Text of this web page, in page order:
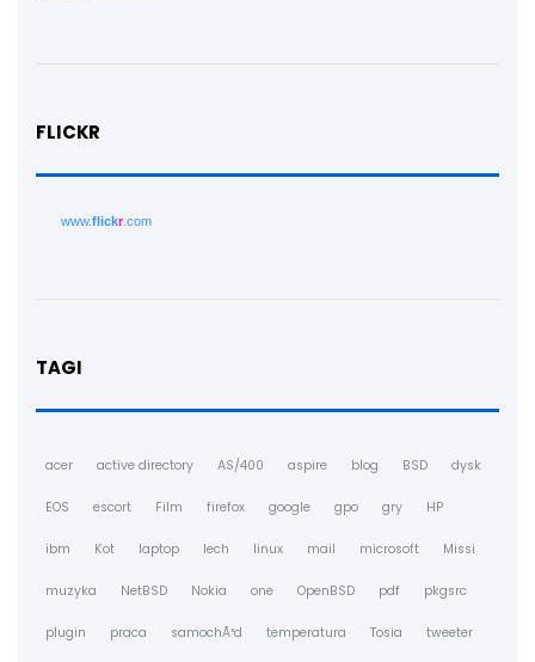
FLICKR
www.flickr.com
TAGI
acer active directory AS/400 aspire blog BSD dysk
EOS escort Film firefox google gpo gry HP
ibm Kot laptop lech linux mail microsoft Missi
muzyka NetBSD Nokia one OpenBSD pdf pkgsrc
plugin praca samochÃ³d temperatura Tosia tweeter